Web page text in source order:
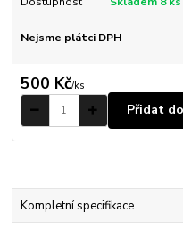
Nejsme plátci DPH
500 Kč/ks
Přidat
Kompletní specifikace